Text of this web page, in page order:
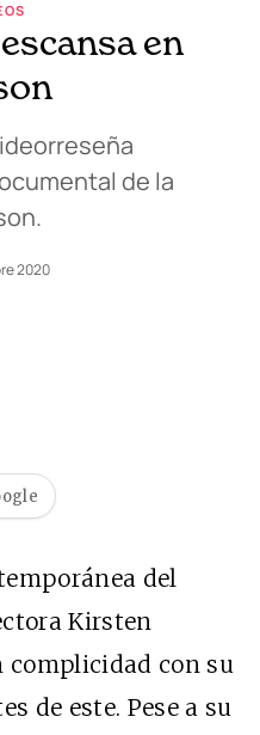
en
de la
2020
del
Kirsten
complicidad con su
de este. Pese a su